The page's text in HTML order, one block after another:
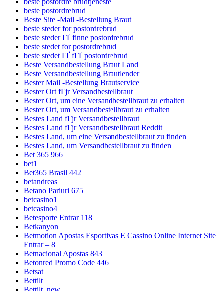
beste postordrebrud
Beste Site -Mail -Bestellung Braut
beste steder for postordrebrud
beste steder ГҐ finne postordrebrud
beste stedet for postordrebrud
beste stedet ГҐ fГҐ postordrebrud
Beste Versandbestellung Braut Land
Beste Versandbestellung Brautlender
Bester Mail -Bestellung Brautservice
Bester Ort fГјr Versandbestellbraut
Bester Ort, um eine Versandbestellbraut zu erhalten
Bester Ort, um Versandbestellbraut zu erhalten
Bestes Land fГјr Versandbestellbraut
Bestes Land fГјr Versandbestellbraut Reddit
Bestes Land, um eine Versandbestellbraut zu finden
Bestes Land, um Versandbestellbraut zu finden
Bet 365 966
bet1
Bet365 Brasil 442
betandreas
Betano Pariuri 675
betcasino1
betcasino4
Betesporte Entrar 118
Betkanyon
Betmotion Apostas Esportivas E Cassino Online Internet Site
Entrar – 8
Betnacional Apostas 843
Betonred Promo Code 446
Betsat
Bettilt
Bettilt_new